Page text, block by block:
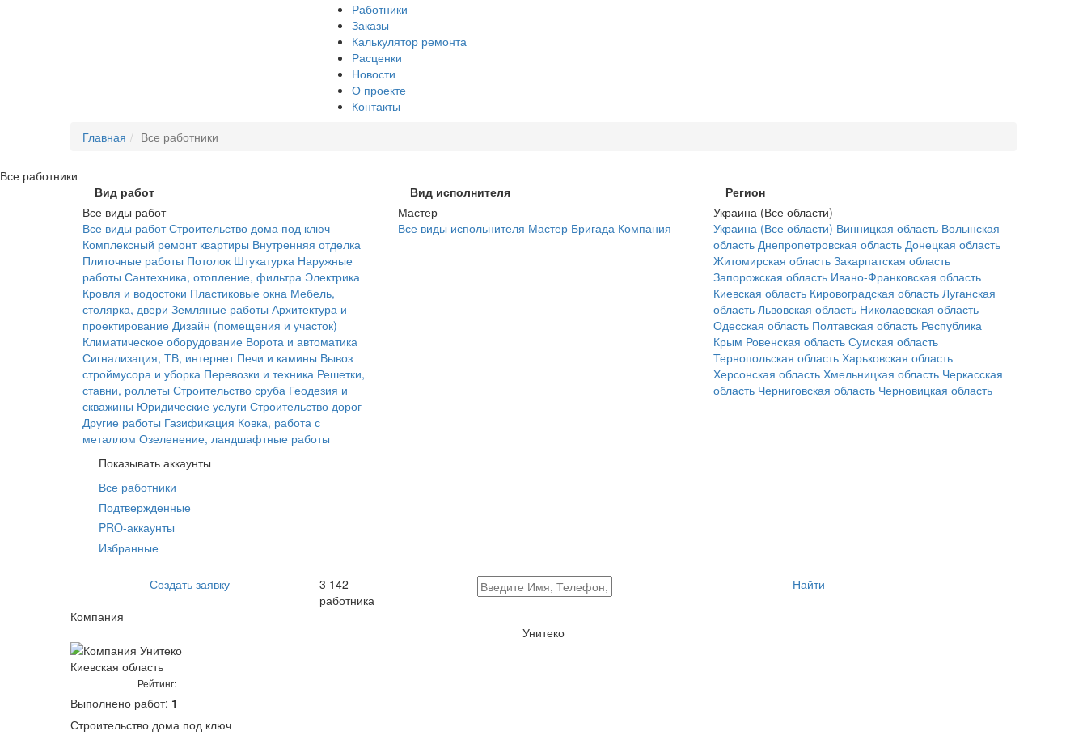
Работники
Заказы
Калькулятор ремонта
Расценки
Новости
О проекте
Контакты
Главная
Все работники
Все работники
Вид работ
Все виды работ
Все виды работ Строительство дома под ключ
Комплексный ремонт квартиры Внутренняя отделка
Плиточные работы Потолок Штукатурка Наружные
работы Сантехника, отопление, фильтра Электрика
Кровля и водостоки Пластиковые окна Мебель,
столярка, двери Земляные работы Архитектура и
проектирование Дизайн (помещения и участок)
Климатическое оборудование Ворота и автоматика
Сигнализация, ТВ, интернет Печи и камины Вывоз
строймусора и уборка Перевозки и техника Решетки,
ставни, роллеты Строительство сруба Геодезия и
скважины Юридические услуги Строительство дорог
Другие работы Газификация Ковка, работа с
металлом Озеленение, ландшафтные работы
Вид исполнителя
Мастер
Все виды испольнителя Мастер Бригада Компания
Регион
Украина (Все области)
Украина (Все области) Винницкая область Волынская
область Днепропетровская область Донецкая область
Житомирская область Закарпатская область
Запорожская область Ивано-Франковская область
Киевская область Кировоградская область Луганская
область Львовская область Николаевская область
Одесская область Полтавская область Республика
Крым Ровенская область Сумская область
Тернопольская область Харьковская область
Херсонская область Хмельницкая область Черкасская
область Черниговская область Черновицкая область
Показывать аккаунты
Все работники
Подтвержденные
PRO-аккаунты
Избранные
Создать заявку
3 142
работника
Найти
Компания
Унитеко
Киевская область
Рейтинг:
Выполнено работ: 1
Строительство дома под ключ